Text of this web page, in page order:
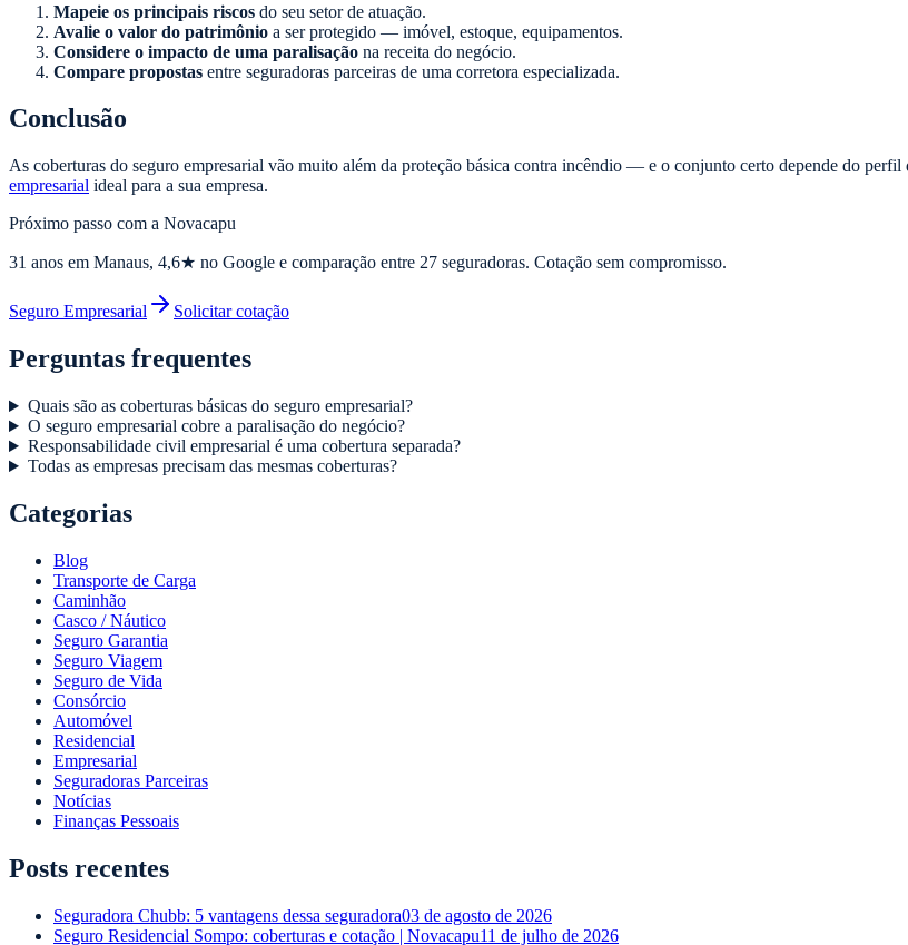
Mapeie os principais riscos do seu setor de atuação.
Avalie o valor do patrimônio a ser protegido — imóvel, estoque, equipamentos.
Considere o impacto de uma paralisação na receita do negócio.
Compare propostas entre seguradoras parceiras de uma corretora especializada.
Conclusão
As coberturas do seguro empresarial vão muito além da proteção básica contra incêndio — e o conjunto certo depende do
empresarial ideal para a sua empresa.
Próximo passo com a Novacapu
31 anos em Manaus, 4,6★ no Google e comparação entre 27 seguradoras. Cotação sem compromisso.
Seguro Empresarial Solicitar cotação
Perguntas frequentes
Quais são as coberturas básicas do seguro empresarial?
O seguro empresarial cobre a paralisação do negócio?
Responsabilidade civil empresarial é uma cobertura separada?
Todas as empresas precisam das mesmas coberturas?
Categorias
Blog
Transporte de Carga
Caminhão
Casco / Náutico
Seguro Garantia
Seguro Viagem
Seguro de Vida
Consórcio
Automóvel
Residencial
Empresarial
Seguradoras Parceiras
Notícias
Finanças Pessoais
Posts recentes
Seguradora Chubb: 5 vantagens dessa seguradora03 de agosto de 2026
Seguro Residencial Sompo: coberturas e cotação | Novacapu11 de julho de 2026